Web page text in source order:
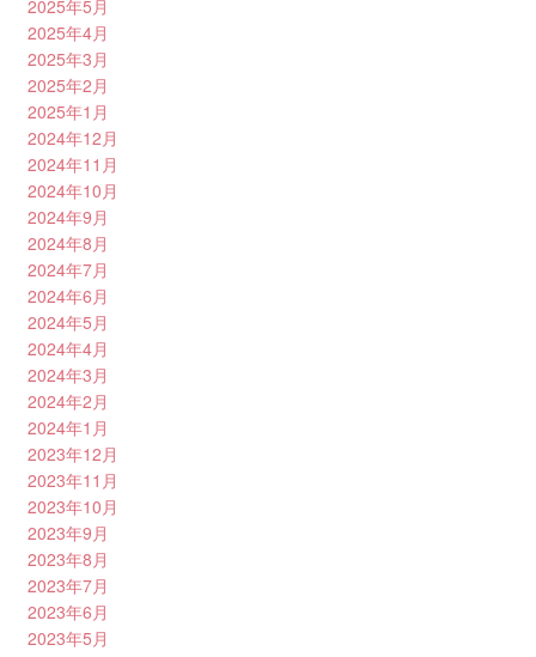
2025年5月
2025年4月
2025年3月
2025年2月
2025年1月
2024年12月
2024年11月
2024年10月
2024年9月
2024年8月
2024年7月
2024年6月
2024年5月
2024年4月
2024年3月
2024年2月
2024年1月
2023年12月
2023年11月
2023年10月
2023年9月
2023年8月
2023年7月
2023年6月
2023年5月